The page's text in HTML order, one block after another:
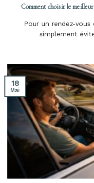
Comment choisir le
Pour un rendez-vous
simplement
18
Mai